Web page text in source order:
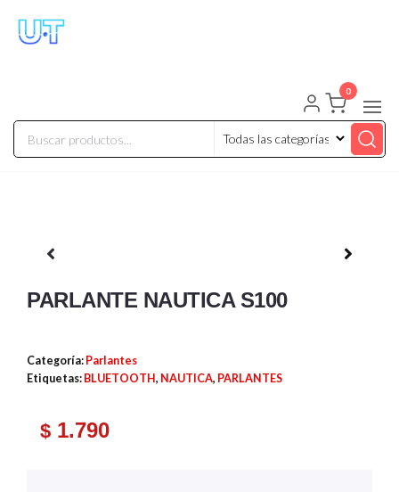
0
PARLANTE NAUTICA S100
Categoría: Parlantes
Etiquetas: BLUETOOTH , NAUTICA, PARLANTES
$ 1.790